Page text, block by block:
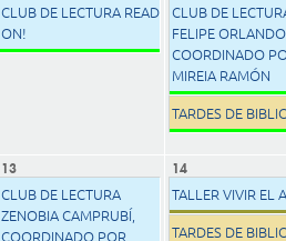
CLUB DE LECTURA READ
ON!
CLUB DE
FELIPE
COORDINADO
MIREIA RAMÓN
TARDES DE
13
CLUB DE LECTURA
ZENOBIA CAMPRUBÍ,
COORDINADO POR
14
TALLER VIVIR EL
TARDES DE